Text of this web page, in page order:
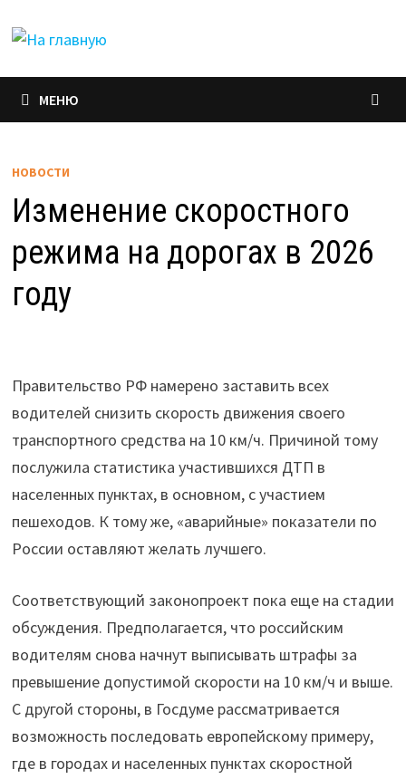
МЕНЮ
НОВОСТИ
Изменение скоростного
режима на дорогах в 2026
году
Правительство РФ намерено заставить всех
водителей снизить скорость движения своего
транспортного средства на 10 км/ч. Причиной тому
послужила статистика участившихся ДТП в
населенных пунктах, в основном, с участием
пешеходов. К тому же, «аварийные» показатели по
России оставляют желать лучшего.
Соответствующий законопроект пока еще на стадии
обсуждения. Предполагается, что российским
водителям снова начнут выписывать штрафы за
превышение допустимой скорости на 10 км/ч и выше.
С другой стороны, в Госдуме рассматривается
возможность последовать европейскому примеру,
где в городах и населенных пунктах скоростной